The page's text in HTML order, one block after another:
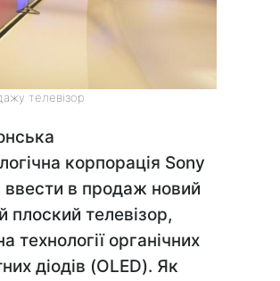
телевізор
корпорація Sony
ввести в продаж новий
плоский телевізор,
технології органічних
діодів (OLED). Як